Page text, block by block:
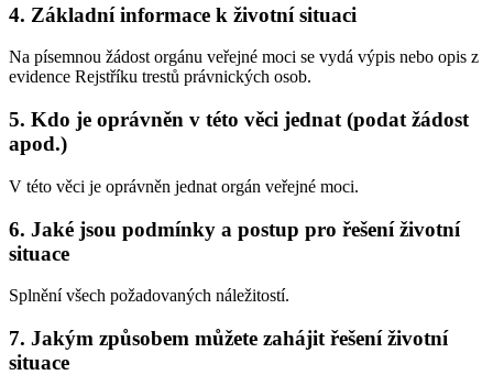
4. Základní informace k životní situaci
Na písemnou žádost orgánu veřejné moci se vydá výpis nebo opis z
evidence Rejstříku trestů právnických osob.
5. Kdo je oprávněn v této věci jednat (podat žádost
apod.)
V této věci je oprávněn jednat orgán veřejné moci.
6. Jaké jsou podmínky a postup pro řešení životní
situace
Splnění všech požadovaných náležitostí.
7. Jakým způsobem můžete zahájit řešení životní
situace